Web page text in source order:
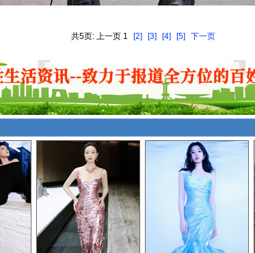
共5页: 上一页 1 [2] [3] [4] [5] 下一页